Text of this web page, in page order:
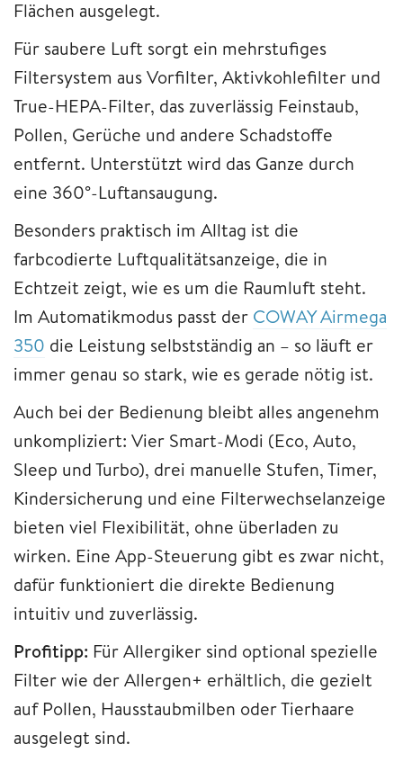
Flächen ausgelegt.
Für saubere Luft sorgt ein mehrstufiges
Filtersystem aus Vorfilter, Aktivkohlefilter und
True-HEPA-Filter, das zuverlässig Feinstaub,
Pollen, Gerüche und andere Schadstoffe
entfernt. Unterstützt wird das Ganze durch
eine 360°-Luftansaugung.
Besonders praktisch im Alltag ist die
farbcodierte Luftqualitätsanzeige, die in
Echtzeit zeigt, wie es um die Raumluft steht.
Im Automatikmodus passt der COWAY Airmega
350 die Leistung selbstständig an – so läuft er
immer genau so stark, wie es gerade nötig ist.
Auch bei der Bedienung bleibt alles angenehm
unkompliziert: Vier Smart-Modi (Eco, Auto,
Sleep und Turbo), drei manuelle Stufen, Timer,
Kindersicherung und eine Filterwechselanzeige
bieten viel Flexibilität, ohne überladen zu
wirken. Eine App-Steuerung gibt es zwar nicht,
dafür funktioniert die direkte Bedienung
intuitiv und zuverlässig.
Profitipp: Für Allergiker sind optional spezielle
Filter wie der Allergen+ erhältlich, die gezielt
auf Pollen, Hausstaubmilben oder Tierhaare
ausgelegt sind.